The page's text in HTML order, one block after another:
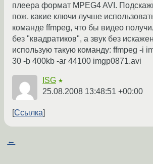
плеера формат MPEG4 AVI.
пож. какие ключи лучше
команде ffmpeg, что бы видео
без "квадратиков", а звук без
использую такую команду: ffmpeg -i
30 -b 400kb -ar 44100 imgp0871.avi
ISG ★
25.08.2008 13:48:51 +00:00
Ссылка
←